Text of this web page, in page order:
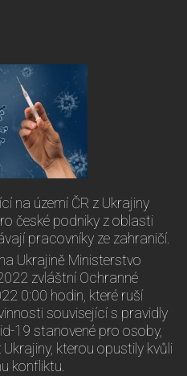
na území ČR z Ukrajiny
české podniky z oblasti
pracovníky ze zahraničí.
Ukrajině Ministerstvo
zvláštní Ochranné
0:00 hodin, které ruší
související s pravidly
19 stanovené pro osoby,
kterou opustily kvůli
konfliktu.